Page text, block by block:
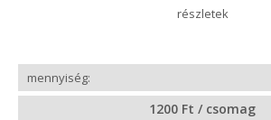
Minden termékünk tartósítószer- és
Összetevők: pasztőrözött teljes tehéntej,
1200 Ft / csomag